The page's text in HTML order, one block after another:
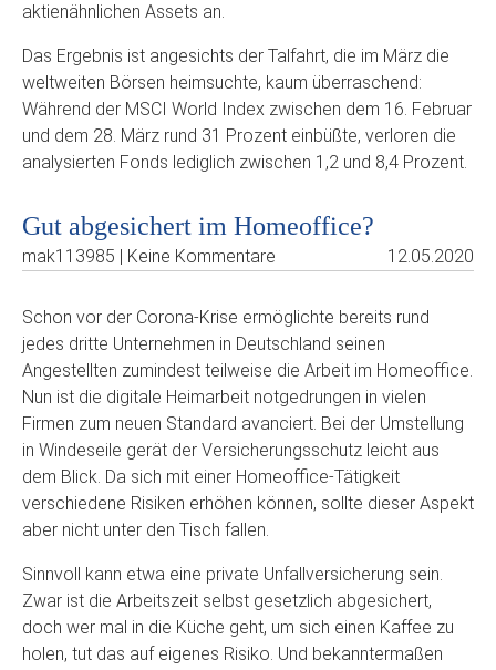
aktienähnlichen Assets an.
Das Ergebnis ist angesichts der Talfahrt, die im März die
weltweiten Börsen heimsuchte, kaum überraschend:
Während der MSCI World Index zwischen dem 16. Februar
und dem 28. März rund 31 Prozent einbüßte, verloren die
analysierten Fonds lediglich zwischen 1,2 und 8,4 Prozent.
Gut abgesichert im Homeoffice?
mak113985 | Keine Kommentare 12.05.2020
Schon vor der Corona-Krise ermöglichte bereits rund
jedes dritte Unternehmen in Deutschland seinen
Angestellten zumindest teilweise die Arbeit im Homeoffice.
Nun ist die digitale Heimarbeit notgedrungen in vielen
Firmen zum neuen Standard avanciert. Bei der Umstellung
in Windeseile gerät der Versicherungsschutz leicht aus
dem Blick. Da sich mit einer Homeoffice-Tätigkeit
verschiedene Risiken erhöhen können, sollte dieser Aspekt
aber nicht unter den Tisch fallen.
Sinnvoll kann etwa eine private Unfallversicherung sein.
Zwar ist die Arbeitszeit selbst gesetzlich abgesichert,
doch wer mal in die Küche geht, um sich einen Kaffee zu
holen, tut das auf eigenes Risiko. Und bekanntermaßen